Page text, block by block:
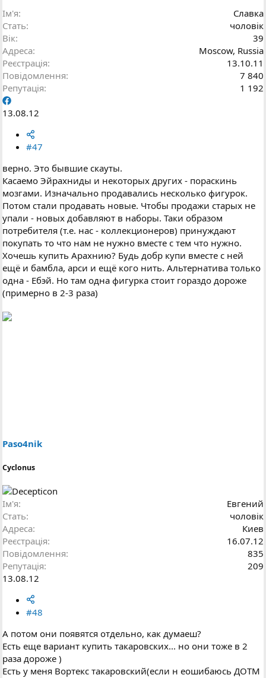
Ім'я
Славка
Стать
чоловік
Вік
39
Адреса
Moscow, Russia
Реєстрація
13.10.11
Повідомлення
7 840
Репутація
1 192
13.08.12
#47
верно. Это бывшие скауты.
Касаемо Эйрахниды и некоторых других - пораскинь
мозгами. Изначально продавались несколько фигурок.
Потом стали продавать новые. Чтобы продажи старых не
упали - новых добавляют в наборы. Таки образом
потребителя (т.е. нас - коллекционеров) принуждают
покупать то что нам не нужно вместе с тем что нужно.
Хочешь купить Арахнию? Будь добр купи вместе с ней
ещё и бамбла, арси и ещё кого нить. Альтернатива только
одна - Ебэй. Но там одна фигурка стоит гораздо дороже
(примерно в 2-3 раза)
Paso4nik
Cyclonus
Ім'я
Евгений
Стать
чоловік
Адреса
Киев
Реєстрація
16.07.12
Повідомлення
835
Репутація
209
13.08.12
#48
А потом они появятся отдельно, как думаеш?
Есть еще вариант купить такаровских... но они тоже в 2
раза дороже )
Есть у меня Вортекс такаровский(если н еошибаюсь ДОТМ